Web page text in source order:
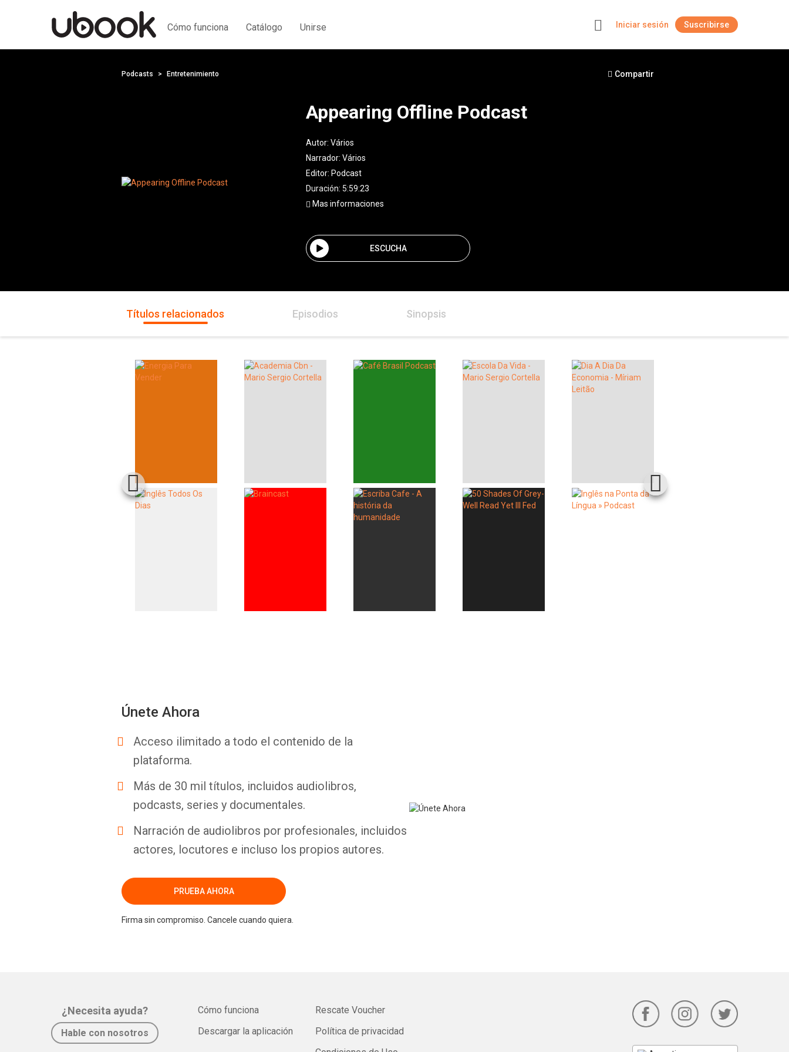
Cómo funciona Catálogo Unirse Iniciar sesión Suscribirse
Podcasts Entretenimiento Compartir
Appearing Offline Podcast
Autor: Vários
Narrador: Vários
Editor: Podcast
Duración: 5:59:23
Mas informaciones
ESCUCHA
Títulos relacionados Episodios Sinopsis
Únete Ahora
Acceso ilimitado a todo el contenido de la
plataforma.
Más de 30 mil títulos, incluidos audiolibros,
podcasts, series y documentales.
Narración de audiolibros por profesionales, incluidos
actores, locutores e incluso los propios autores.
PRUEBA AHORA
Firma sin compromiso. Cancele cuando quiera.
¿Necesita ayuda?
Hable con nosotros
Cómo funciona
Descargar la aplicación
Rescate Voucher
Política de privacidad